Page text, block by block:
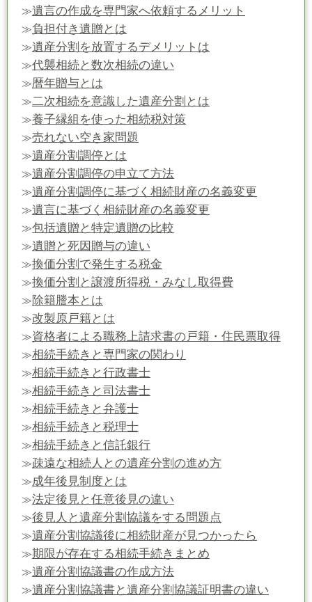
≫遺言の作成を専門家へ依頼するメリット
≫負担付き遺贈とは
≫遺産分割を放置するデメリットは
≫代襲相続と数次相続の違い
≫暦年贈与とは
≫二次相続を意識した遺産分割とは
≫養子縁組を使った相続税対策
≫売れない空き家問題
≫遺産分割調停とは
≫遺産分割調停の申立て方法
≫遺産分割調停に基づく相続財産の名義変更
≫遺言に基づく相続財産の名義変更
≫包括遺贈と特定遺贈の比較
≫遺贈と死因贈与の違い
≫換価分割で発生する税金
≫換価分割と譲渡所得税・みなし取得費
≫除籍謄本とは
≫改製原戸籍とは
≫資格者による職務上請求書の戸籍・住民票取得
≫相続手続きと専門家の関わり
≫相続手続きと行政書士
≫相続手続きと司法書士
≫相続手続きと弁護士
≫相続手続きと税理士
≫相続手続きと信託銀行
≫疎遠な相続人との遺産分割の進め方
≫成年後見制度とは
≫法定後見と任意後見の違い
≫後見人と遺産分割協議をする問題点
≫遺産分割協議後に相続財産が見つかったら
≫期限が存在する相続手続きまとめ
≫遺産分割協議書の作成方法
≫遺産分割協議書と遺産分割協議証明書の違い